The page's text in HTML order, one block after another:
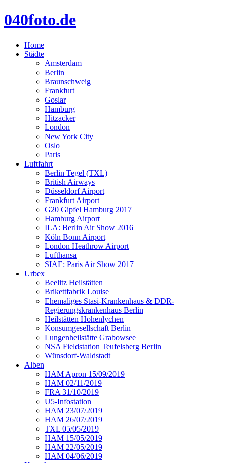
040foto.de
Home
Städte
Amsterdam
Berlin
Braunschweig
Frankfurt
Goslar
Hamburg
Hitzacker
London
New York City
Oslo
Paris
Luftfahrt
Berlin Tegel (TXL)
British Airways
Düsseldorf Airport
Frankfurt Airport
G20 Gipfel Hamburg 2017
Hamburg Airport
ILA: Berlin Air Show 2016
Köln Bonn Airport
London Heathrow Airport
Lufthansa
SIAE: Paris Air Show 2017
Urbex
Beelitz Heilstätten
Brikettfabrik Louise
Ehemaliges Stasi-Krankenhaus & DDR-
Regierungskrankenhaus Berlin
Heilstätten Hohenlychen
Konsumgesellschaft Berlin
Lungenheilstätte Grabowsee
NSA Fieldstation Teufelsberg Berlin
Wünsdorf-Waldstadt
Alben
HAM Apron 15/09/2019
HAM 02/11/2019
FRA 31/10/2019
U5-Infostation
HAM 23/07/2019
HAM 26/07/2019
TXL 05/05/2019
HAM 15/05/2019
HAM 22/05/2019
HAM 04/06/2019